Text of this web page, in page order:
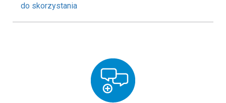
do skorzystania